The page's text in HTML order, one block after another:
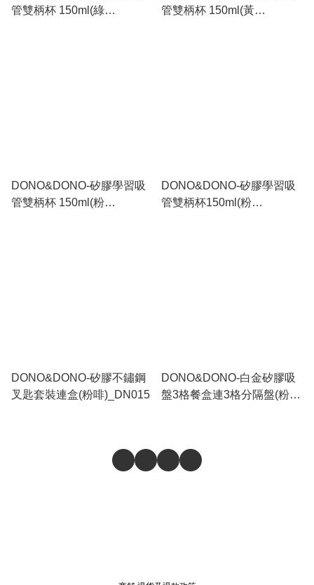
管雙柄杯 150ml(綠
管雙柄杯 150ml(黃
DONO&DONO-矽膠學習吸
管雙柄杯 150ml(粉
DONO&DONO-矽膠學習吸
管雙柄杯150ml(粉
DONO&DONO-矽膠不鏽鋼
叉匙套裝連盒(粉啡)_DN015
DONO&DONO-白金矽膠吸
盤3格餐盒連3格分隔盤(粉